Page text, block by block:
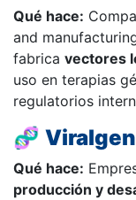
Qué hace:
and
fabrica vectores
uso en terapias
regulatorios
🧬
Qué hace:
producción y